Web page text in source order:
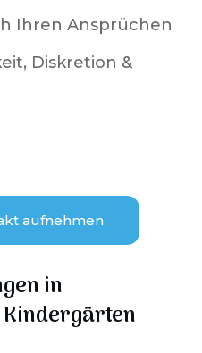
Ihren Ansprüchen
Diskretion &
aufnehmen
in